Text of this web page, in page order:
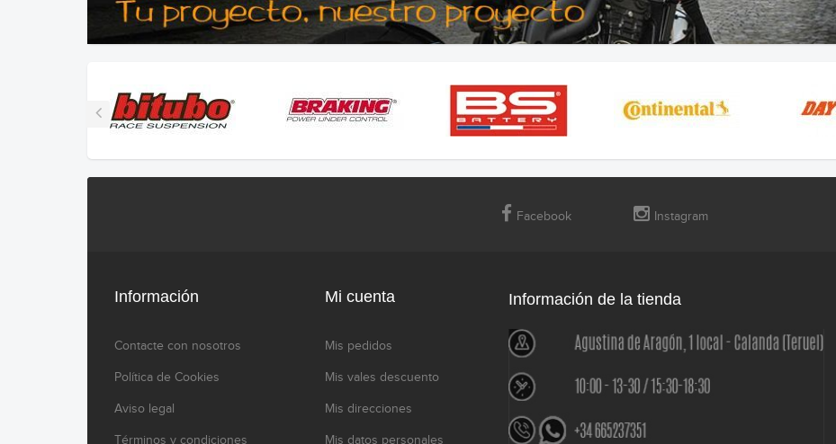
Facebook Instagram
Información
Contacte con nosotros
Política de Cookies
Aviso legal
Términos y condiciones
Mi cuenta
Mis pedidos
Mis vales descuento
Mis direcciones
Mis datos personales
Información de la tienda